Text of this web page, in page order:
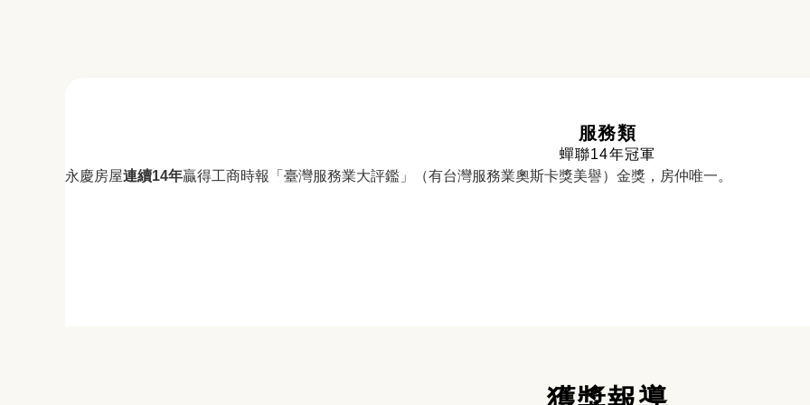
服務類
蟬聯14年冠軍
永慶房屋連續14年贏得工商時報「臺灣服務業大評鑑」（有台灣服務業奧斯卡獎美譽）金獎，房仲唯一。